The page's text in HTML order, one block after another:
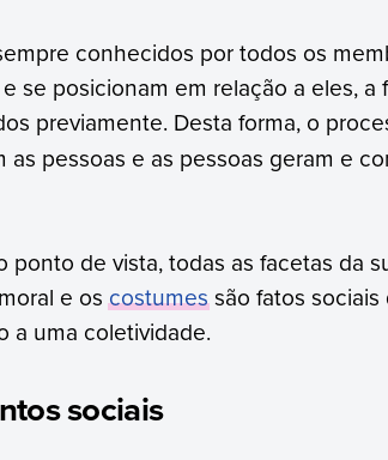
conhecidos por todos os
se posicionam em relação a eles, a
previamente. Desta forma, o
as pessoas e as pessoas geram e
ponto de vista, todas as facetas da
e oscostumessão fatos sociais
a uma coletividade.
sociais